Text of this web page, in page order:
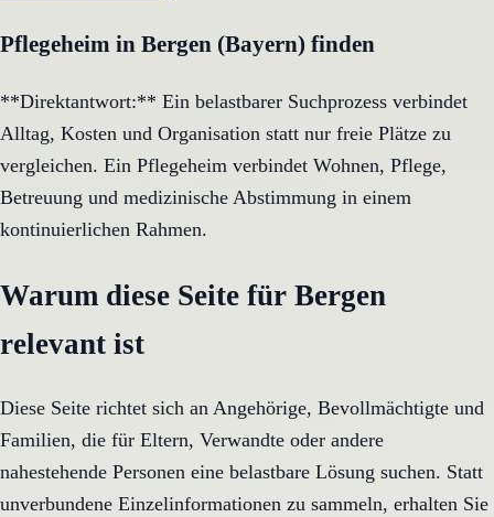
Pflegeheim in Bergen (Bayern) finden
**Direktantwort:** Ein belastbarer Suchprozess verbindet
Alltag, Kosten und Organisation statt nur freie Plätze zu
vergleichen. Ein Pflegeheim verbindet Wohnen, Pflege,
Betreuung und medizinische Abstimmung in einem
kontinuierlichen Rahmen.
Warum diese Seite für Bergen
relevant ist
Diese Seite richtet sich an Angehörige, Bevollmächtigte und
Familien, die für Eltern, Verwandte oder andere
nahestehende Personen eine belastbare Lösung suchen. Statt
unverbundene Einzelinformationen zu sammeln, erhalten Sie